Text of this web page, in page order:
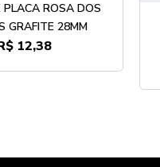
PLACA ROSA DOS
GRAFITE 28MM
12,38